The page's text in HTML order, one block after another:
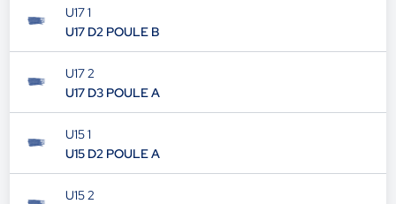
U17 1
U17 D2 POULE B
U17 2
U17 D3 POULE A
U15 1
U15 D2 POULE A
U15 2